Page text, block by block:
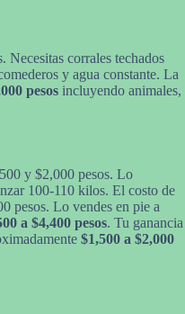
Necesitas corrales techados
y agua constante. La
pesos incluyendo animales,
y $2,000 pesos. Lo
100-110 kilos. El costo de
pesos. Lo vendes en pie a
a $4,400 pesos. Tu ganancia
$1,500 a $2,000